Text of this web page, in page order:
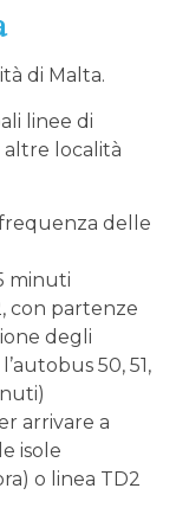
di Malta.
linee di
altre località
frequenza delle
minuti
con partenze
degli
50, 51,
arrivare a
isole
o linea TD2